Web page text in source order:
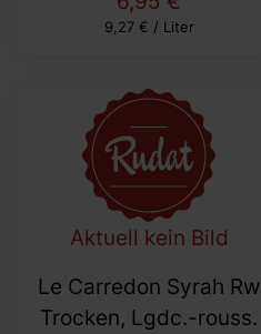
9,27 € / Liter
Aktuell kein Bild
Le Carredon Syrah Rw
Trocken, Lgdc.-rouss.